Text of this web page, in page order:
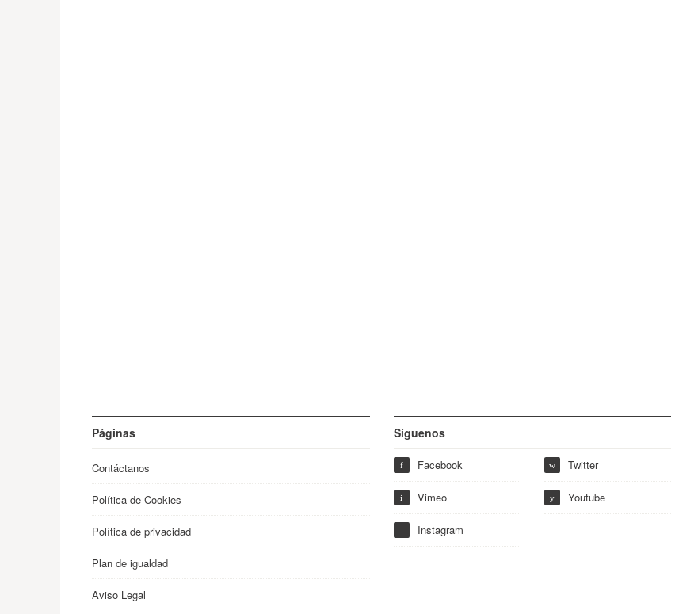
Páginas
Contáctanos
Política de Cookies
Política de privacidad
Plan de igualdad
Aviso Legal
Síguenos
f Facebook w Twitter
i Vimeo y Youtube
Instagram